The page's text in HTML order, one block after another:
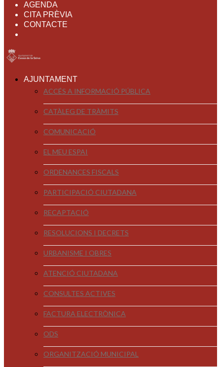
AGENDA
CITA PRÈVIA
CONTACTE
AJUNTAMENT
ACCÉS A INFORMACIÓ PÚBLICA
CATÀLEG DE TRÀMITS
COMUNICACIÓ
EL MEU ESPAI
ORDENANCES FISCALS
PARTICIPACIÓ CIUTADANA
RECAPTACIÓ
RESOLUCIONS I DECRETS
URBANISME I OBRES
ATENCIÓ CIUTADANA
CONSULTES ACTIVES
FACTURA ELECTRÒNICA
ODS
ORGANITZACIÓ MUNICIPAL